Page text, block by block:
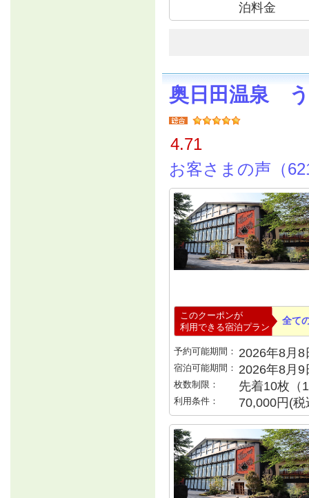
泊料金
奥日田温泉
4.71
お客さまの声（
このクーポンが
利用できる宿泊プラン
全て
予約可能期間： 2026年8月
宿泊可能期間： 2026年8月
枚数制限： 先着10枚（
利用条件： 70,000円(